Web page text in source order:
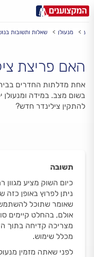
עיר: תל אביב, חיפה…
מנעולן שאלות ותשובות
האם פריצת
אחת מדלתות החדרים
בשום מצב. במידה
להתקין צילינדר חדש?
תשובה
כיום השוק מציע
ניתן לפרוץ באופן כזה
שאומר שתוכל
אולם, בהחלט קיימים
מצריכה קדיחה בתוך
מכלל שימוש.
לפני שאתה מזמין